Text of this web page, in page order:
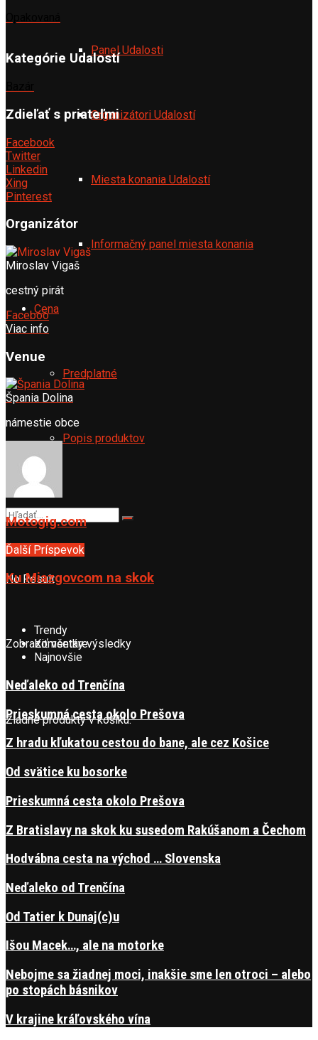
Panel Udalosti
Organizátori Udalostí
Miesta konania Udalostí
Informačný panel miesta konania
Cena
Predplatné
Popis produktov
No Result
Zobraziť všetky výsledky
Žiadne produkty v košíku.
Kategórie Udalostí
Zdieľať s priateľmi
Facebook
Twitter
Linkedin
Xing
Pinterest
Organizátor
Miroslav Vigaš
cestný pirát
Faceboo
Viac info
Venue
Špania Dolina
námestie obce
Motogig.com
Ďalší Príspevok
Ku Miazgovcom na skok
Trendy
Komentáre
Najnovšie
Neďaleko od Trenčína
Prieskumná cesta okolo Prešova
Z hradu kľukatou cestou do bane, ale cez Košice
Od svätice ku bosorke
Prieskumná cesta okolo Prešova
Z Bratislavy na skok ku susedom Rakúšanom a Čechom
Hodvábna cesta na východ … Slovenska
Neďaleko od Trenčína
Od Tatier k Dunaj(c)u
Išou Macek…, ale na motorke
Nebojme sa žiadnej moci, inakšie sme len otroci – alebo
po stopách básnikov
V krajine kráľovského vína